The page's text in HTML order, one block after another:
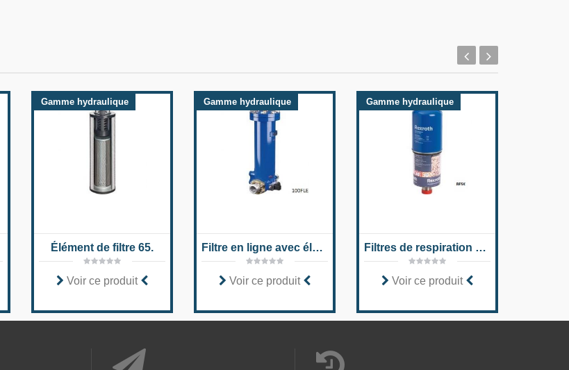
Gamme hydraulique
Élément de filtre 65.
Voir ce produit
Gamme hydraulique
Filtre en ligne avec élément filtrant selon DIN 24550 100 FLE (N)
Voir ce produit
Gamme hydraulique
Filtres de respiration et de purge d'air, absorbant l'eau BFSK
Voir ce produit